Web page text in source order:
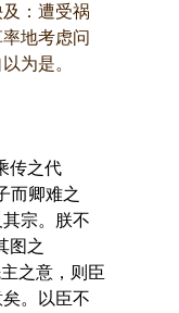
：遭受祸
地考虑问
以为是。
传之代
而卿难之
宗。朕不
图之
之意，则臣
。以臣不